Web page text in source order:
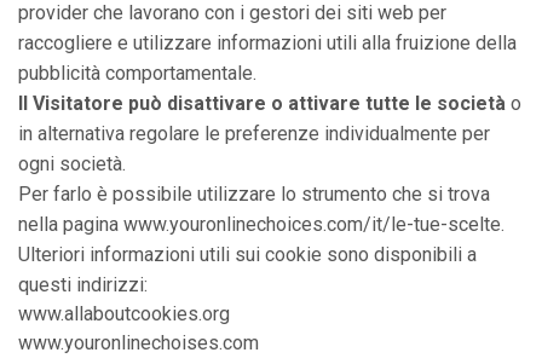
provider che lavorano con i gestori dei siti web per
raccogliere e utilizzare informazioni utili alla fruizione della
pubblicità comportamentale.
Il Visitatore può disattivare o attivare tutte le società o
in alternativa regolare le preferenze individualmente per
ogni società.
Per farlo è possibile utilizzare lo strumento che si trova
nella pagina www.youronlinechoices.com/it/le-tue-scelte.
Ulteriori informazioni utili sui cookie sono disponibili a
questi indirizzi:
www.allaboutcookies.org
www.youronlinechoises.com